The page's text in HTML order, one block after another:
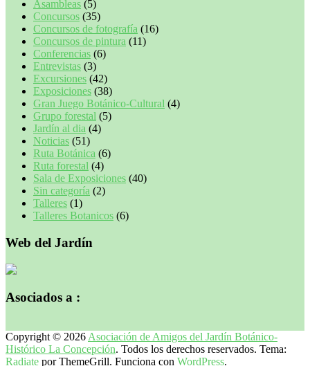
Asambleas (5)
Concursos (35)
Concursos de fotografía (16)
Concursos de pintura (11)
Conferencias (6)
Entrevistas (3)
Excursiones (42)
Exposiciones (38)
Gran Juego Botánico-Cultural (4)
Grupo forestal (5)
Jardín al dia (4)
Noticias (51)
Ruta Botánica (6)
Ruta forestal (4)
Sala de Exposiciones (40)
Sin categoría (2)
Talleres (1)
Talleres Botanicos (6)
Web del Jardín
Asociados a :
Copyright © 2026 Asociación de Amigos del Jardín Botánico-
Histórico La Concepción. Todos los derechos reservados. Tema:
Radiate por ThemeGrill. Funciona con WordPress.